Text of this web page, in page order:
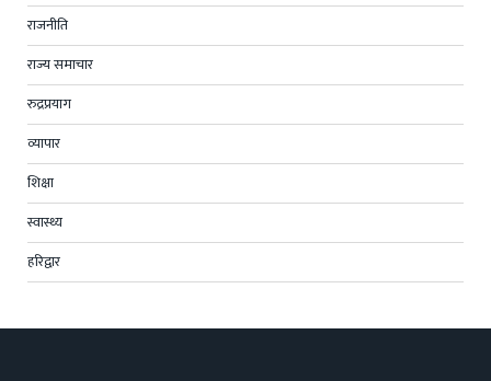
राजनीति
राज्य समाचार
रुद्रप्रयाग
व्यापार
शिक्षा
स्वास्थ्य
हरिद्वार